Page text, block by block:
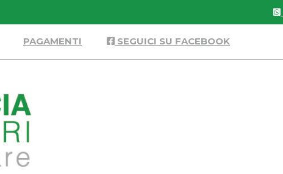
PAGAMENTI SEGUICI SU FACEBOOK